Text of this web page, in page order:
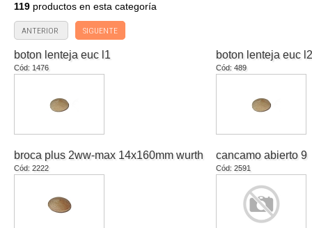
119 productos en esta categoría
ANTERIOR SIGUENTE
boton lenteja euc l1
Cód: 1476
boton lenteja euc l2
Cód: 489
broca plus 2ww-max 14x160mm wurth
Cód: 2222
cancamo abierto 9
Cód: 2591